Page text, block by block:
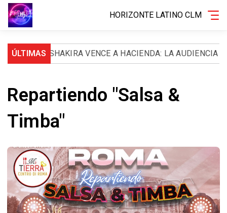
HORIZONTE LATINO CLM
ÚLTIMAS
SHAKIRA VENCE A HACIENDA: LA AUDIENCIA
Repartiendo "Salsa &
Timba"